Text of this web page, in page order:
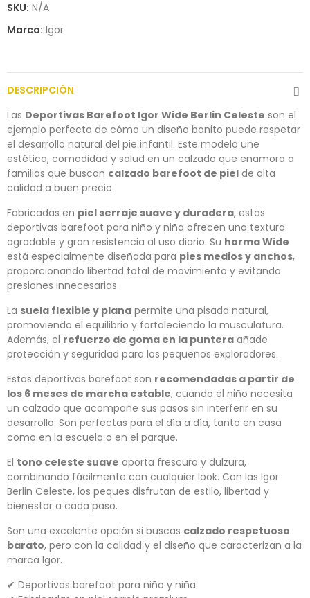
SKU: N/A
Marca: Igor
DESCRIPCIÓN
Las Deportivas Barefoot Igor Wide Berlin Celeste son el
ejemplo perfecto de cómo un diseño bonito puede respetar
el desarrollo natural del pie infantil. Este modelo une
estética, comodidad y salud en un calzado que enamora a
familias que buscan calzado barefoot de piel de alta
calidad a buen precio.
Fabricadas en piel serraje suave y duradera, estas
deportivas barefoot para niño y niña ofrecen una textura
agradable y gran resistencia al uso diario. Su horma Wide
está especialmente diseñada para pies medios y anchos,
proporcionando libertad total de movimiento y evitando
presiones innecesarias.
La suela flexible y plana permite una pisada natural,
promoviendo el equilibrio y fortaleciendo la musculatura.
Además, el refuerzo de goma en la puntera añade
protección y seguridad para los pequeños exploradores.
Estas deportivas barefoot son recomendadas a partir de
los 6 meses de marcha estable, cuando el niño necesita
un calzado que acompañe sus pasos sin interferir en su
desarrollo. Son perfectas para el día a día, tanto en casa
como en la escuela o en el parque.
El tono celeste suave aporta frescura y dulzura,
combinando fácilmente con cualquier look. Con las Igor
Berlin Celeste, los peques disfrutan de estilo, libertad y
bienestar a cada paso.
Son una excelente opción si buscas calzado respetuoso
barato, pero con la calidad y el diseño que caracterizan a la
marca Igor.
✔ Deportivas barefoot para niño y niña